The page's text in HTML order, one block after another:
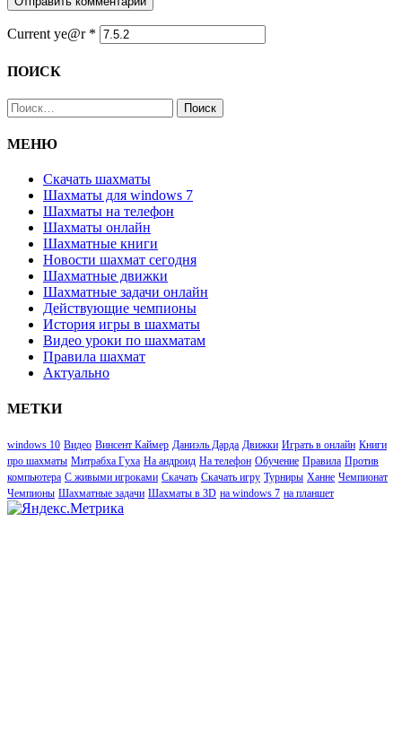
Current ye@r *
ПОИСК
Найти:
МЕНЮ
Скачать шахматы
Шахматы для windows 7
Шахматы на телефон
Шахматы онлайн
Шахматные книги
Новости шахмат сегодня
Шахматные движки
Шахматные задачи онлайн
Действующие чемпионы
История игры в шахматы
Видео уроки по шахматам
Правила шахмат
Актуально
МЕТКИ
windows 10 Видео Винсент Каймер Даниэль Дарда Движки Играть в онлайн Книги
про шахматы Митрабха Гуха На андроид На телефон Обучение Правила Против
компьютера С живыми игроками Скачать Скачать игру Турниры Ханне Чемпионат
Чемпионы Шахматные задачи Шахматы в 3D на windows 7 на планшет